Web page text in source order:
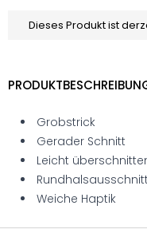
Dieses Produkt ist
Grobstrick
Gerader Schnitt
Leicht
Rundhalsausschnitt
Weiche Haptik